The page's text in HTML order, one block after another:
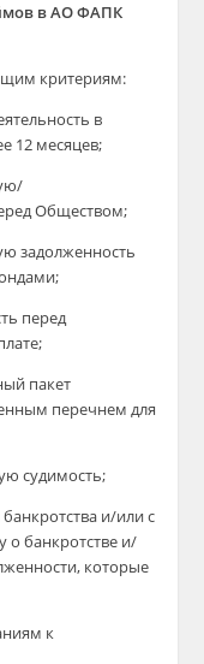
в АО ФАПК
критериям:
в
12 месяцев;
Обществом;
задолженность
перед
пакет
перечнем для
судимость;
и/или с
о банкротстве и/
которые
к